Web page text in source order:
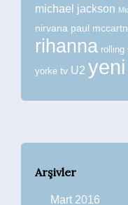
michael jackson
nirvana paul
rihanna rolling
yorke tv U2
Arşivler
Mart 2016